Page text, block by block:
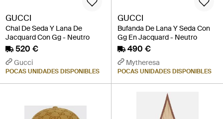
GUCCI
Chal De Seda Y Lana De
Jacquard Con Gg - Neutro
520 €
Gucci
POCAS UNIDADES DISPONIBLES
GUCCI
Bufanda De Lana Y Seda Con
Gg En Jacquard - Neutro
490 €
Mytheresa
POCAS UNIDADES DISPONIBLES